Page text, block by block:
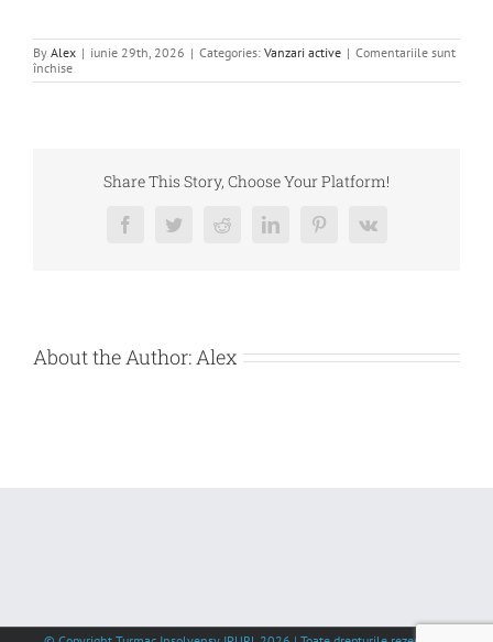
By Alex | iunie 29th, 2026 | Categories: Vanzari active | Comentariile sunt
închisepentru
DE
Share This Story, Choose Your Platform!
FacebookTwitterRedditLinkedInPinterest
Vk
About the Author: Alex